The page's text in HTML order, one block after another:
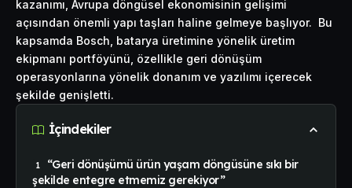
kazanımı, Avrupa döngüsel ekonomisinin gelişimi
açısından önemli yapı taşları haline gelmeye başlıyor. Bu
kapsamda Bosch, batarya üretimine yönelik üretim
ekipmanı portföyünü, özellikle geri dönüşüm
operasyonlarına yönelik donanım ve yazılımı içerecek
şekilde genişletti.
İçindekiler
“Geri dönüşümü ürün yaşam döngüsüne sıkı bir
şekilde entegre etmemiz gerekiyor”